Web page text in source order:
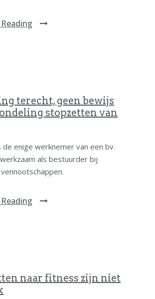
terecht, geen bewijs
stopzetten van
de enige werknemer van een bv.
als bestuurder bij
naar fitness zijn niet